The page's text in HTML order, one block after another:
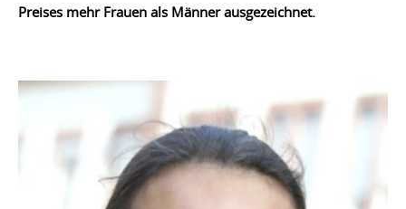
Preises mehr Frauen als Männer ausgezeichnet.